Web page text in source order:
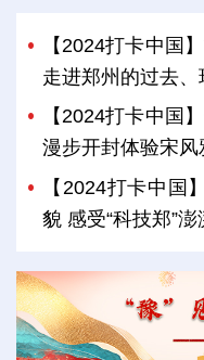
【2024打卡中国
走进郑州的过去、
【2024打卡中国
漫步开封体验宋风
【2024打卡中国
貌 感受“科技郑”澎